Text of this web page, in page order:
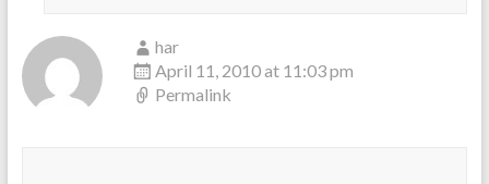
har
April 11, 2010 at 11:03 pm
Permalink